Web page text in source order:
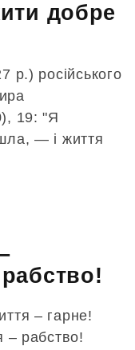
добре
р.) російського
19: "Я
— і життя
– гарне!
– рабство!